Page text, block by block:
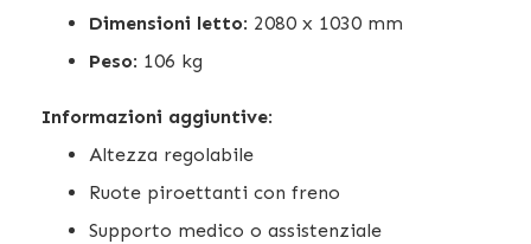
Dimensioni letto: 2080 x 1030 mm
Peso: 106 kg
Informazioni aggiuntive:
Altezza regolabile
Ruote piroettanti con freno
Supporto medico o assistenziale